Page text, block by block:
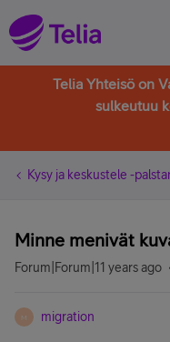
Telia Yhteisö on
sulkeutuu
Kysy ja keskustele -
Minne menivät
Forum|Forum|11 years ago
M migration